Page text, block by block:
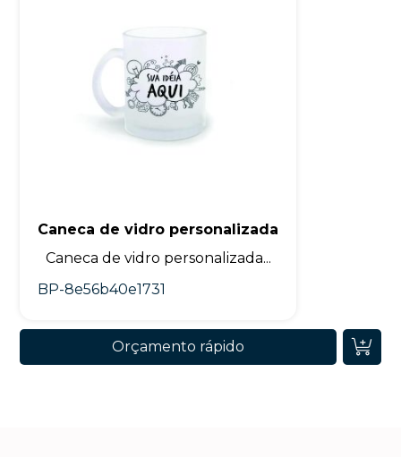
Caneca de vidro personalizada
Caneca de vidro personalizada...
BP-8e56b40e1731
Orçamento rápido